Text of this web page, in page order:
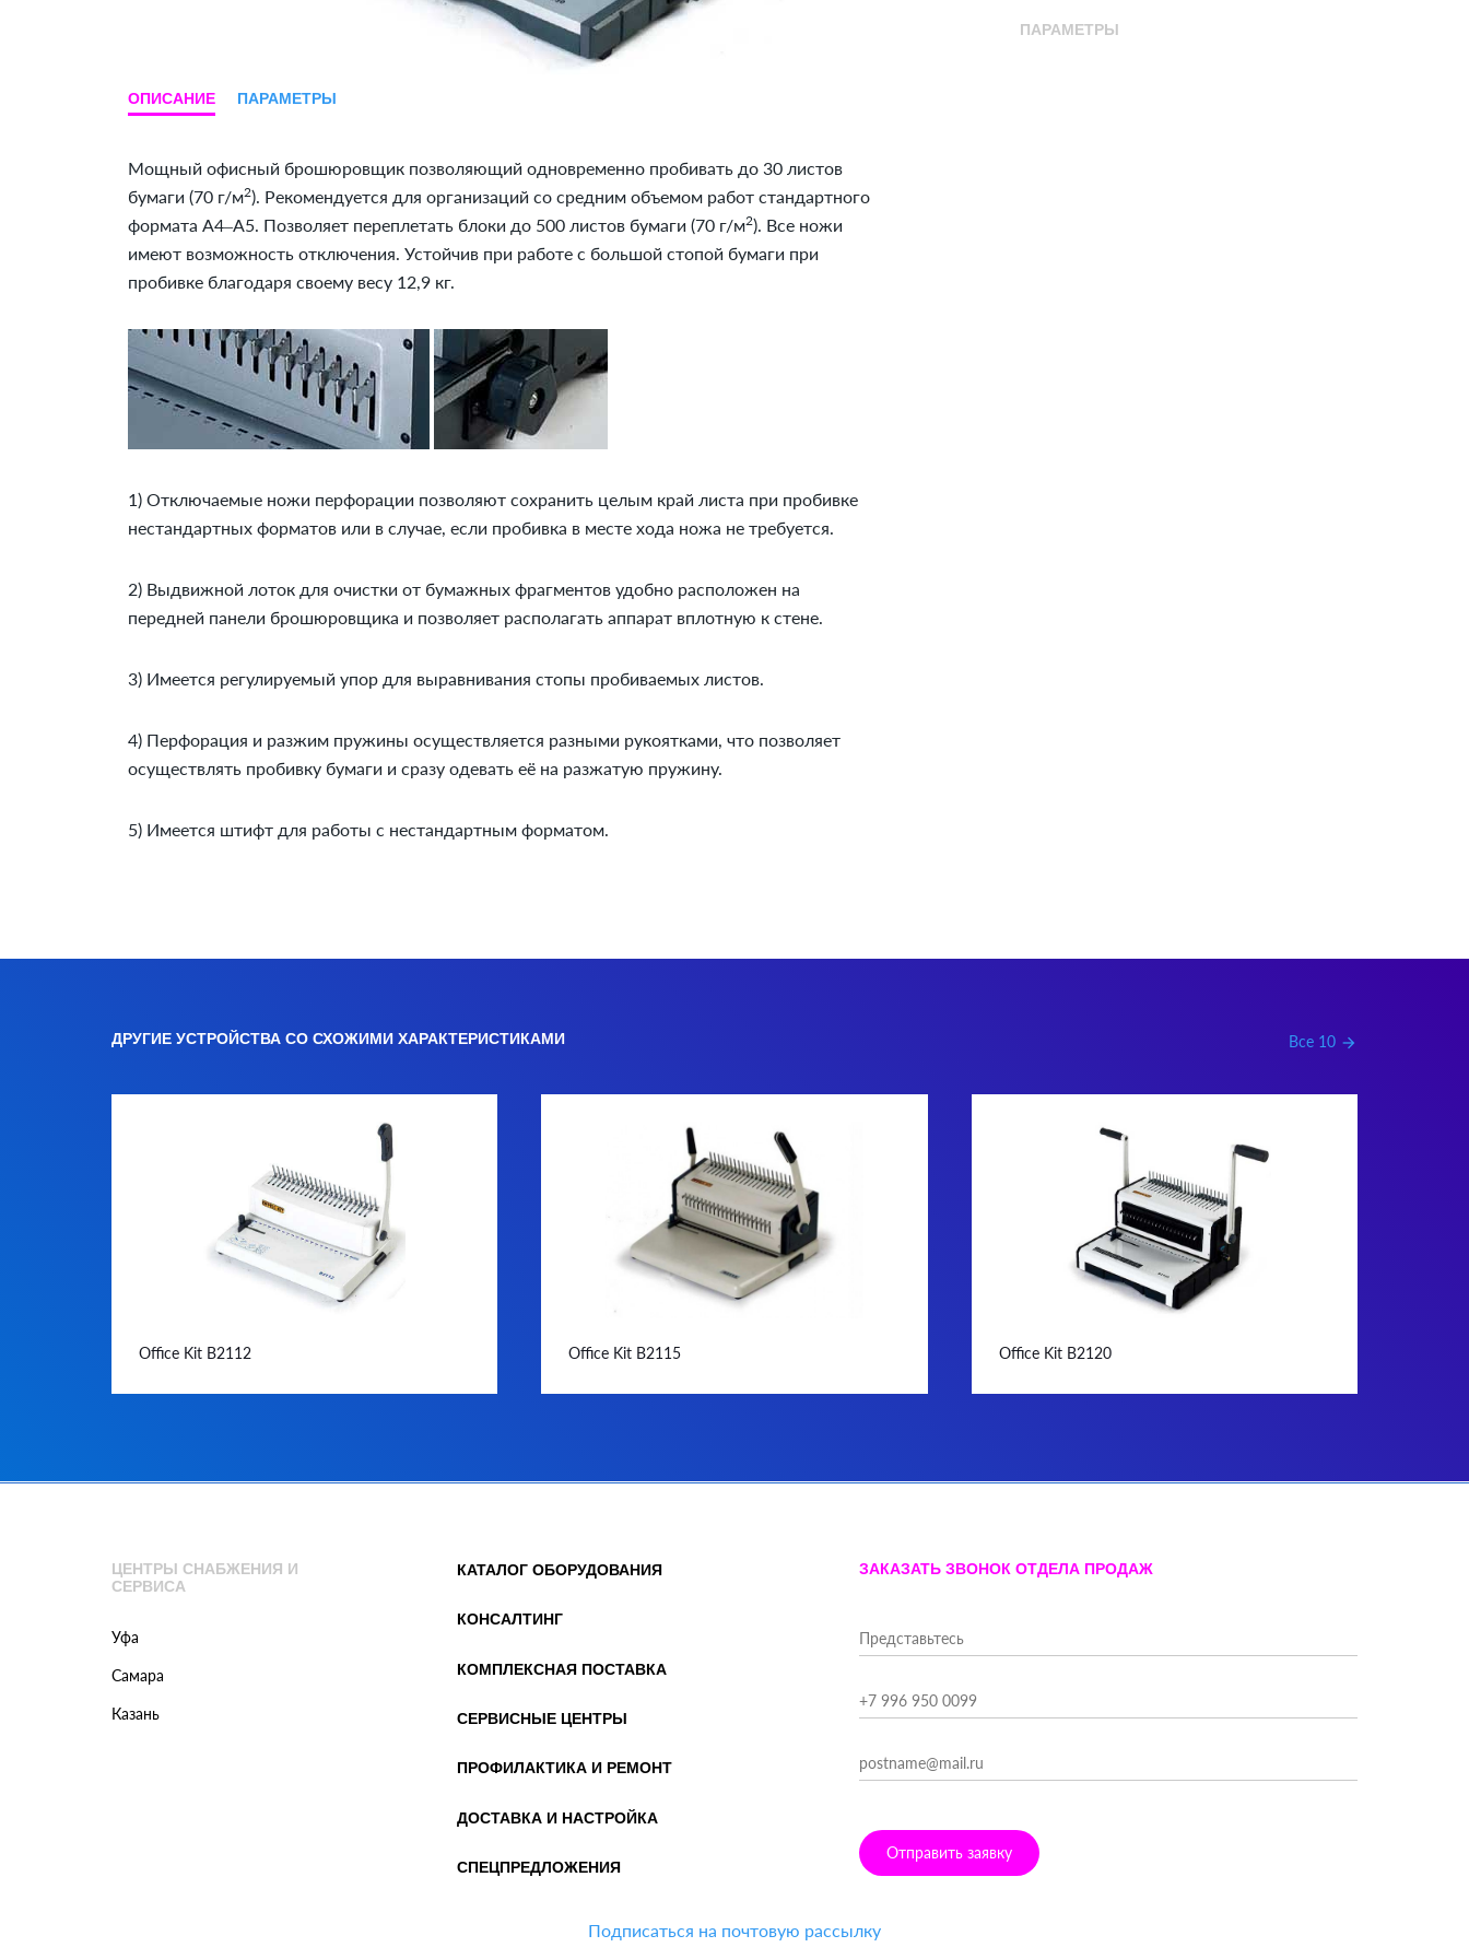
ОПИСАНИЕ ПАРАМЕТРЫ
Мощный офисный брошюровщик позволяющий одновременно пробивать до 30 листов
бумаги (70 г/м2). Рекомендуется для организаций со средним объемом работ стандартного
формата A4–A5. Позволяет переплетать блоки до 500 листов бумаги (70 г/м2). Все ножи
имеют возможность отключения. Устойчив при работе с большой стопой бумаги при
пробивке благодаря своему весу 12,9 кг.
1) Отключаемые ножи перфорации позволяют сохранить целым край листа при пробивке
нестандартных форматов или в случае, если пробивка в месте хода ножа не требуется.
2) Выдвижной лоток для очистки от бумажных фрагментов удобно расположен на
передней панели брошюровщика и позволяет располагать аппарат вплотную к стене.
3) Имеется регулируемый упор для выравнивания стопы пробиваемых листов.
4) Перфорация и разжим пружины осуществляется разными рукоятками, что позволяет
осуществлять пробивку бумаги и сразу одевать её на разжатую пружину.
5) Имеется штифт для работы с нестандартным форматом.
ПАРАМЕТРЫ
ДРУГИЕ УСТРОЙСТВА СО СХОЖИМИ ХАРАКТЕРИСТИКАМИ Все 10 arrow_forward
Office Kit B2112 Office Kit B2115 Office Kit B2120
ЦЕНТРЫ СНАБЖЕНИЯ И
СЕРВИСА
Уфа
Самара
Казань
КАТАЛОГ ОБОРУДОВАНИЯ
КОНСАЛТИНГ
КОМПЛЕКСНАЯ ПОСТАВКА
СЕРВИСНЫЕ ЦЕНТРЫ
ПРОФИЛАКТИКА И РЕМОНТ
ДОСТАВКА И НАСТРОЙКА
СПЕЦПРЕДЛОЖЕНИЯ
ЗАКАЗАТЬ ЗВОНОК ОТДЕЛА ПРОДАЖ
Отправить заявку
Подписаться на почтовую рассылку